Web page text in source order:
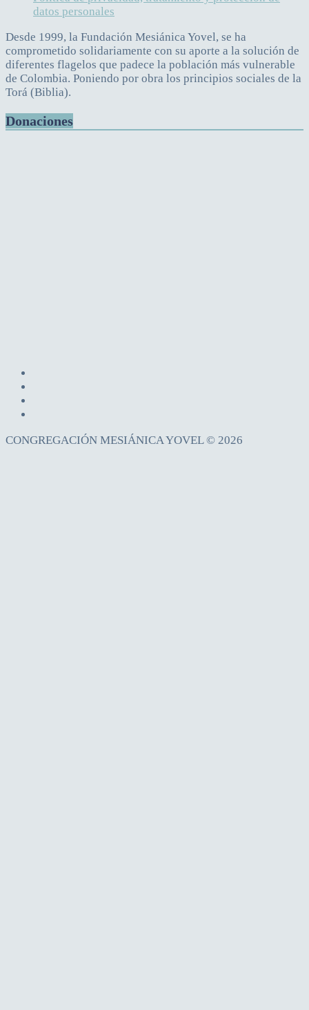
datos personales
Desde 1999, la Fundación Mesiánica Yovel, se ha
comprometido solidariamente con su aporte a la solución de
diferentes flagelos que padece la población más vulnerable
de Colombia. Poniendo por obra los principios sociales de la
Torá (Biblia).
Donaciones
CONGREGACIÓN MESIÁNICA YOVEL © 2026